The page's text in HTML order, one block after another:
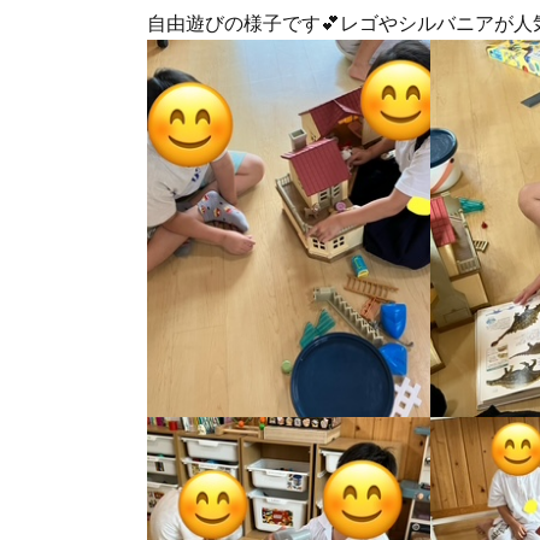
自由遊びの様子です💕レゴやシルバニアが人